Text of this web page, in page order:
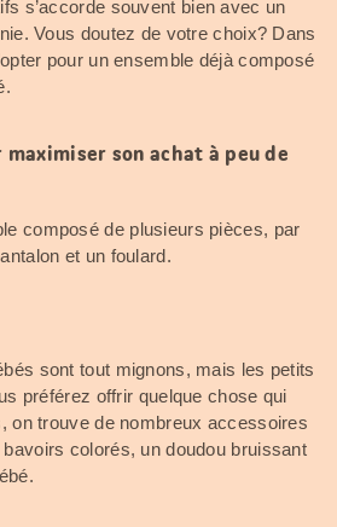
s’accorde souvent bien avec un
Vous doutez de votre choix? Dans
pour un ensemble déjà composé
son achat à peu de
composé de plusieurs pièces, par
et un foulard.
sont tout mignons, mais les petits
préférez offrir quelque chose qui
on trouve de nombreux accessoires
colorés, un doudou bruissant